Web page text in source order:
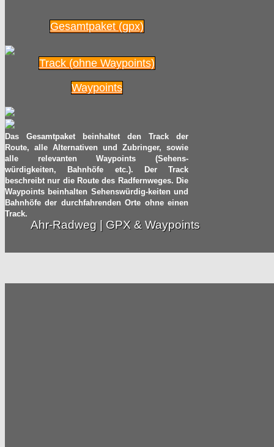
Gesamtpaket (gpx)
Track (ohne Waypoints)
Waypoints
Das Gesamtpaket beinhaltet den Track der
Route, alle Alternativen und Zubringer, sowie
alle relevanten Waypoints (Sehens-
würdigkeiten, Bahnhöfe etc.). Der Track
beschreibt nur die Route des Radfernweges. Die
Waypoints beinhalten Sehenswürdig-keiten und
Bahnhöfe der durchfahrenden Orte ohne einen
Track.
Ahr-Radweg | GPX & Waypoints